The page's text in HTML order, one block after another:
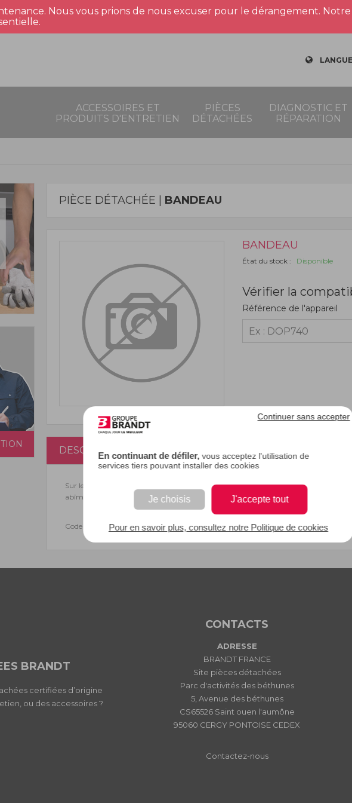
En continuant de défiler, vous acceptez l'utilisation de
services tiers pouvant installer des cookies
Je choisis J'accepte tout
Continuer sans accepter
Pour en savoir plus, consultez notre Politique de cookies
Nous vous prions de nous excuser pour le dérangement.
ACCESSOIRES ET
PRODUITS D'ENTRETIEN
PIÈCES
DÉTACHÉES
DIAGNOSTIC ET
RÉPARATION
PIÈCE DÉTACHÉE | BANDEAU
BANDEAU
État du stock : Disponible
Vérifier la
Référence de l'appareil
DESCRIPTION
Sur le bandeau de votre lave-linge, vous pouvez sélectionner les différentes
abîmé ou cassé, vous pouvez en changer et vous retrouverez l'aspect normal de
Code EAN : 3251430262491
BRANDT
certifiées d’origine
ou des accessoires ?
CONTACTS
ADRESSE
BRANDT FRANCE
Site pièces détachées
Parc d'activités des béthunes
5, Avenue des béthunes
CS65526 Saint ouen l'aumône
95060 CERGY PONTOISE CEDEX
Contactez-nous